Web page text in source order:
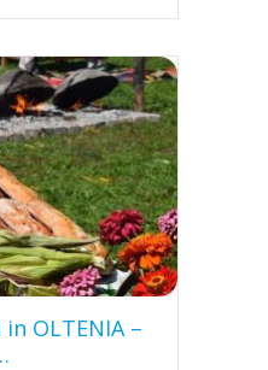
OLTENIA –